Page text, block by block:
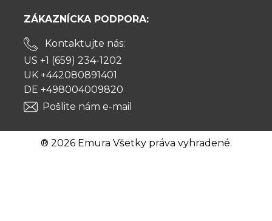
ZÁKAZNÍCKA PODPORA:
Kontaktujte nás:
US +1 (659) 234-1202
UK +442080891401
DE +498004009820
Pošlite nám e-mail
® 2026 Emura Všetky práva vyhradené.